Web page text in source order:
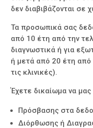
δεν διαβιβάζονται σε
Τα προσωπικά σας
από 10 έτη από την
διαγνωστικά ή για
ή μετά από 20 έτη από
τις κλινικές).
Έχετε δικαίωμα να
Πρόσβασης στα
Διόρθωσης ή